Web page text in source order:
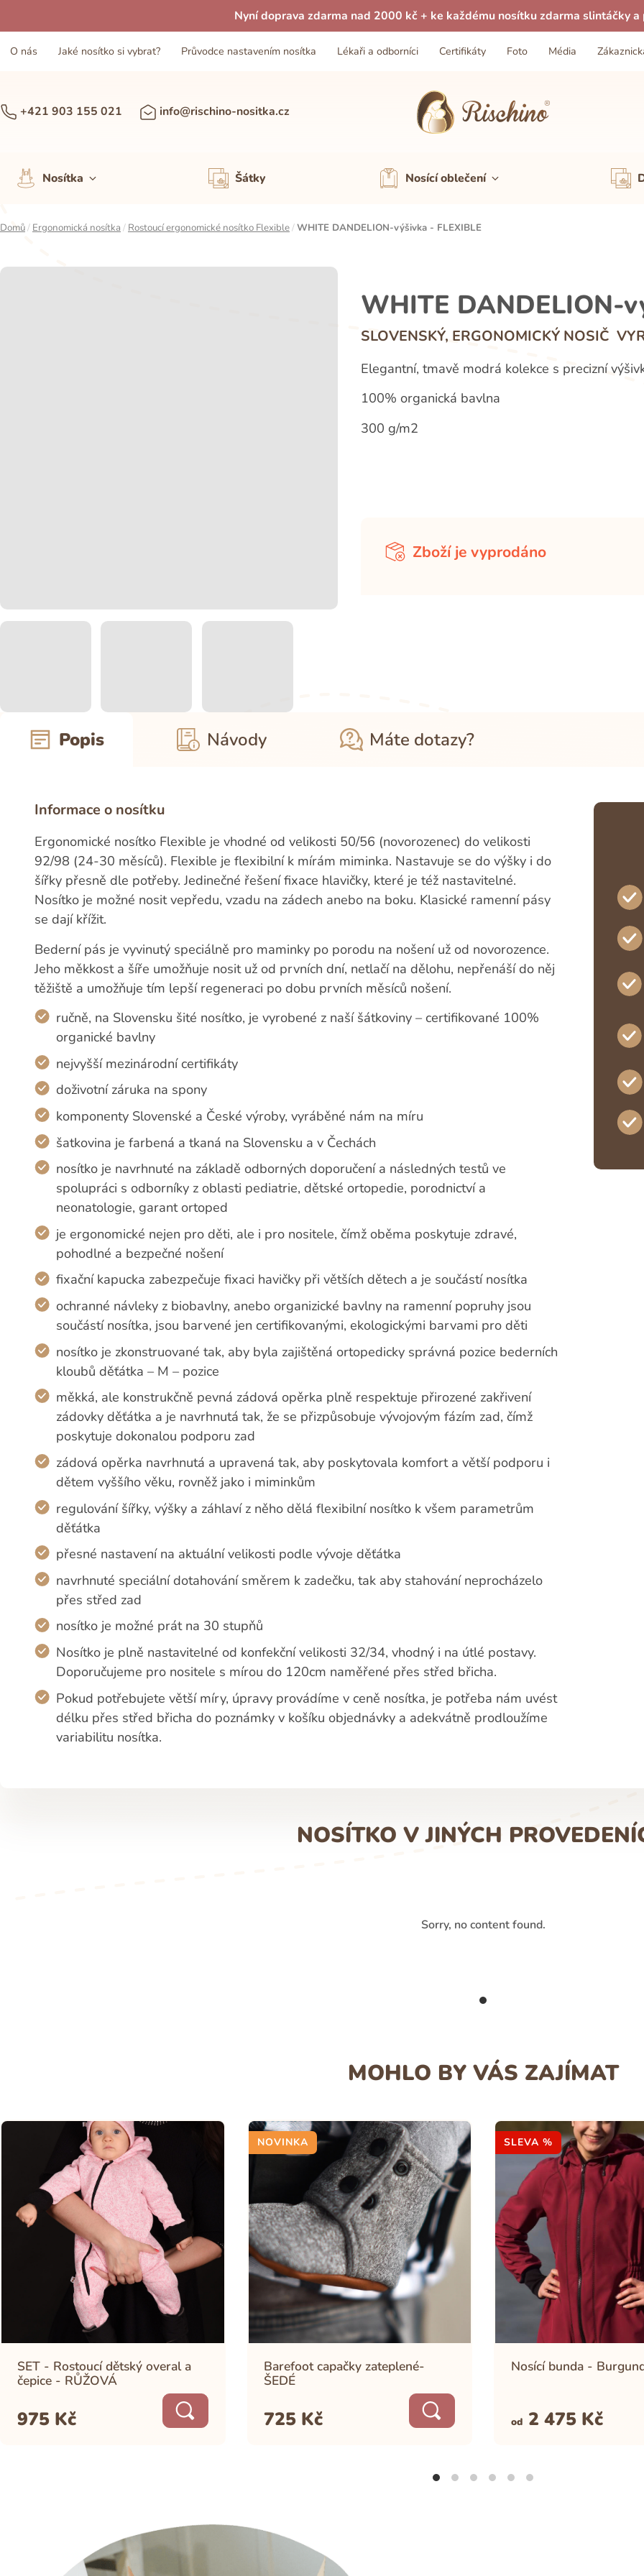
Nyní doprava zdarma nad 2000 kč + ke každému nosítku zdarma slintáčky
O nás Jaké nosítko si vybrat? Průvodce nastavením nosítka Lékaři a odborníci Certifikáty Foto Média
+421 903 155 021 info@rischino-nositka.cz
Nosítka Šátky Nosící oblečení
Domů/ Ergonomická nosítka / Rostoucí ergonomické nosítko Flexible/WHITE DANDELION-výšivka - FLEXIBLE
WHITE DANDELION-
SLOVENSKÝ, ERGONOMICKÝ NOSIČ
Elegantní, tmavě modrá kolekce s precizní
100% organická bavlna
300 g/m2
Zboží je vyprodáno
Popis Návody Máte dotazy?
Informace o nosítku
Ergonomické nosítko Flexible je vhodné od velikosti 50/56 (novorozenec) do velikosti
92/98 (24-30 měsíců). Flexible je flexibilní k mírám miminka. Nastavuje se do výšky i do
šířky přesně dle potřeby. Jedinečné řešení fixace hlavičky, které je též nastavitelné.
Nosítko je možné nosit vepředu, vzadu na zádech anebo na boku. Klasické ramenní pásy
se dají křížit.
Bederní pás je vyvinutý speciálně pro maminky po porodu na nošení už od novorozence.
Jeho měkkost a šíře umožňuje nosit už od prvních dní, netlačí na dělohu, nepřenáší do něj
těžiště a umožňuje tím lepší regeneraci po dobu prvních měsíců nošení.
ručně, na Slovensku šité nosítko, je vyrobené z naší šátkoviny – certifikované 100%
organické bavlny
nejvyšší mezinárodní certifikáty
doživotní záruka na spony
komponenty Slovenské a České výroby, vyráběné nám na míru
šatkovina je farbená a tkaná na Slovensku a v Čechách
nosítko je navrhnuté na základě odborných doporučení a následných testů ve
spolupráci s odborníky z oblasti pediatrie, dětské ortopedie, porodnictví a
neonatologie, garant ortoped
je ergonomické nejen pro děti, ale i pro nositele, čímž oběma poskytuje zdravé,
pohodlné a bezpečné nošení
fixační kapucka zabezpečuje fixaci havičky při větších dětech a je součástí nosítka
ochranné návleky z biobavlny, anebo organizické bavlny na ramenní popruhy jsou
součástí nosítka, jsou barvené jen certifikovanými, ekologickými barvami pro děti
nosítko je zkonstruované tak, aby byla zajištěná ortopedicky správná pozice bederních
kloubů děťátka – M – pozice
měkká, ale konstrukčně pevná zádová opěrka plně respektuje přirozené zakřivení
zádovky děťátka a je navrhnutá tak, že se přizpůsobuje vývojovým fázím zad, čímž
poskytuje dokonalou podporu zad
zádová opěrka navrhnutá a upravená tak, aby poskytovala komfort a větší podporu i
dětem vyššího věku, rovněž jako i miminkům
regulování šířky, výšky a záhlaví z něho dělá flexibilní nosítko k všem parametrům
děťátka
přesné nastavení na aktuální velikosti podle vývoje děťátka
navrhnuté speciální dotahování směrem k zadečku, tak aby stahování neprocházelo
přes střed zad
nosítko je možné prát na 30 stupňů
Nosítko je plně nastavitelné od konfekční velikosti 32/34, vhodný i na útlé postavy.
Doporučujeme pro nositele s mírou do 120cm naměřené přes střed břicha.
Pokud potřebujete větší míry, úpravy provádíme v ceně nosítka, je potřeba nám uvést
délku přes střed břicha do poznámky v košíku objednávky a adekvátně prodloužíme
variabilitu nosítka.
NOSÍTKO V JINÝCH
Sorry, no content found.
MOHLO BY VÁS ZAJÍMAT
SET - Rostoucí dětský overal a
čepice - RŮŽOVÁ
975 Kč
NOVINKA
Barefoot capačky zateplené-
ŠEDÉ
725 Kč
SLEVA %
Nosící bunda -
od 2 475 Kč